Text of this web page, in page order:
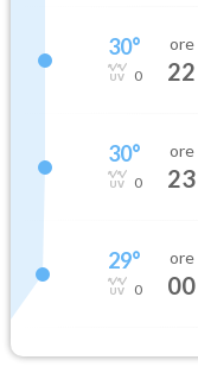
30°
0
ore
22
30°
0
ore
23
29°
0
ore
00